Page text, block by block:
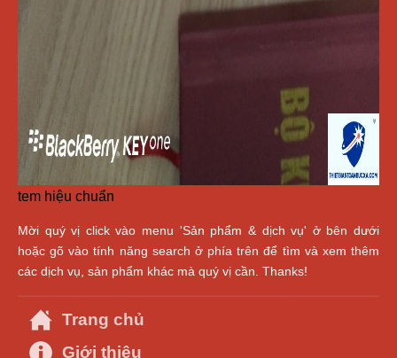
tem hiệu chuẩn
Mời quý vị click vào menu 'Sản phẩm & dịch vụ' ở bên dưới
hoặc gõ vào tính năng search ở phía trên để tìm và xem thêm
các dịch vụ, sản phẩm khác mà quý vị cần. Thanks!
Trang chủ
Giới thiệu